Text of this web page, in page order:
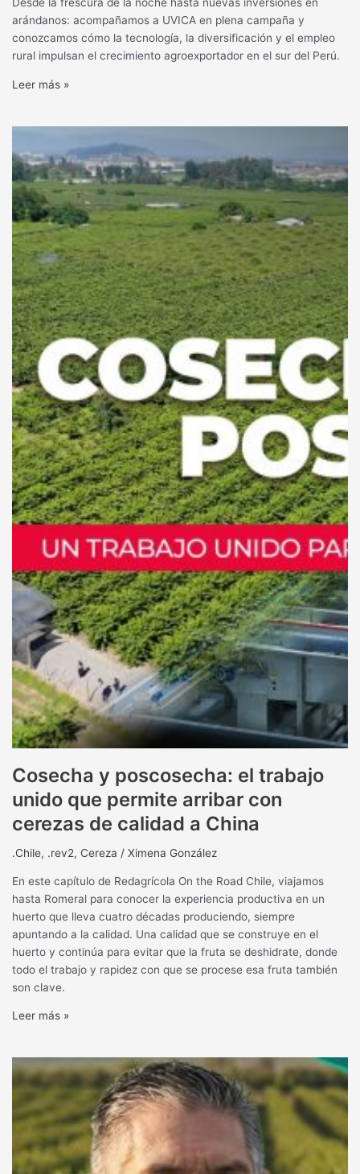
arándanos: acompañamos a UVICA en plena campaña y
conozcamos cómo la tecnología, la diversificación y el empleo
rural impulsan el crecimiento agroexportador en el sur del Perú.
Leer más »
Cosecha y poscosecha: el trabajo
unido que permite arribar con
cerezas de calidad a China
.Chile, .rev2, Cereza /Ximena González
En este capítulo de Redagrícola On the Road Chile, viajamos
hasta Romeral para conocer la experiencia productiva en un
huerto que lleva cuatro décadas produciendo, siempre
apuntando a la calidad. Una calidad que se construye en el
huerto y continúa para evitar que la fruta se deshidrate, donde
todo el trabajo y rapidez con que se procese esa fruta también
son clave.
Leer más »